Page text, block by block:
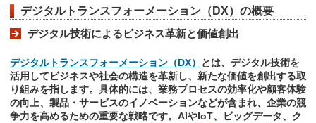
デジタルトランスフォーメーション（DX）の概要
デジタル技術によるビジネス革新と価値創出
デジタルトランスフォーメーション（DX）
とは、デジタル技術を
活用してビジネスや社会の構造を革新し、新たな価値を創出する取
り組みを指します。具体的には、業務プロセスの効率化や顧客体験
の向上、製品・サービスのイノベーションなどが含まれ、企業の競
争力を高めるための重要な戦略です。AIやIoT、ビッグデータ、ク